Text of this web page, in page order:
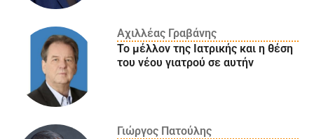
Αχιλλέας Γραβάνης
Το μέλλον της Ιατρικής και η θέση
του νέου γιατρού σε αυτήν
Γιώργος Πατούλης